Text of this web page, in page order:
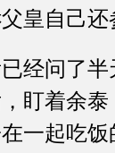
父皇自己
问了半
盯着余泰
一起吃